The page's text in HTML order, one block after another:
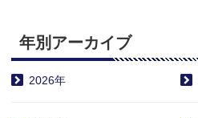
年別アーカイブ
2026年